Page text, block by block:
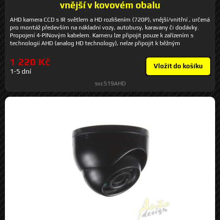
vnější v kovovém obalu
AHD kamera CCD s IR světlem a HD rozlišením (720P), vnější/vnitřní , určená
pro montáž především na nákladní vozy, autobusy, karavany či dodávky.
Propojení 4-PINovým kabelem. Kameru lze připojit pouze k zařízením s
technologií AHD (analog HD technology), nelze připojit k běžným
DVRB4C. Technické parametry - zobrazení 100° - kamera CCD (Sharp) -
rozlišení 1280 x 720 pixels - norma: PAL - IR přisvětlení 10 m (10 IR LED v
kameře) - obraz z kamery zrcadlový - barva: černá - krytí IP66 - možnost
nastavení montážního úhlu - rozměry: 63 x 63 x 90 mm - připojení 4pin
konektor (lze připojit pouze k monitorům a kabelům se 4pin konektorem a
AHD vstupem) - napájecí napětí 12 V *Technické specifikace a obrázky jsou
1 220 Kč
1-5 dní
Vložit do košíku
svc519AHD